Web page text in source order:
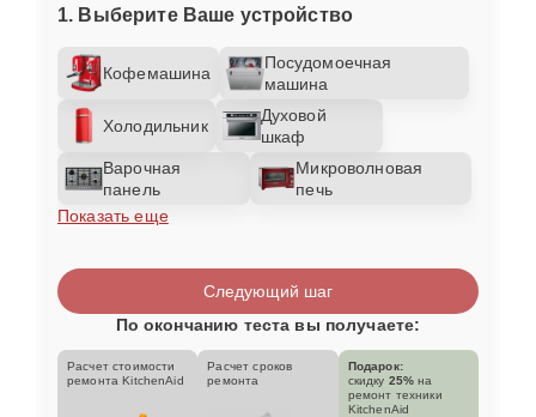
1. Выберите Ваше устройство
Кофемашина
Посудомоечная
машина
Холодильник
Духовой
шкаф
Варочная
панель
Микроволновая
печь
Показать еще
Следующий шаг
По окончанию теста вы получаете:
Расчет стоимости
ремонта KitchenAid
Расчет сроков
ремонта
Подарок:
скидку 25% на
ремонт техники
KitchenAid